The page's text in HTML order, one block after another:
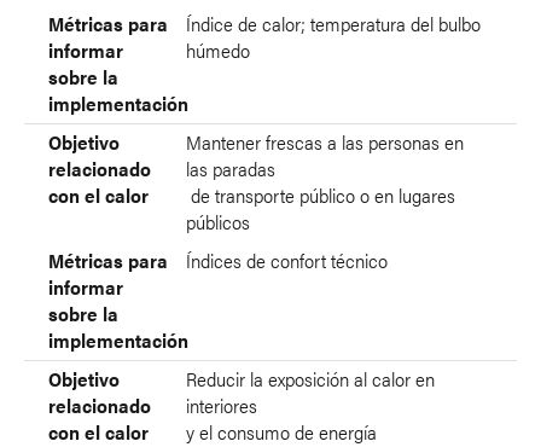
Métricas para
informar
sobre la
implementación
Índice de calor; temperatura del bulbo
húmedo
Objetivo
relacionado
con el calor
Mantener frescas a las personas en
las paradas
de transporte público o en lugares
públicos
Métricas para
informar
sobre la
implementación
Índices de confort técnico
Objetivo
relacionado
con el calor
Reducir la exposición al calor en
interiores
y el consumo de energía